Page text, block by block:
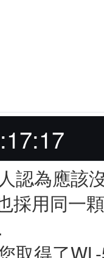
認為應該
採用同一
取得了